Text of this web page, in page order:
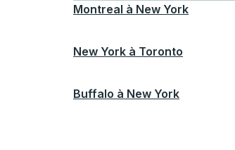
Montreal à New York
New York à Toronto
Buffalo à New York